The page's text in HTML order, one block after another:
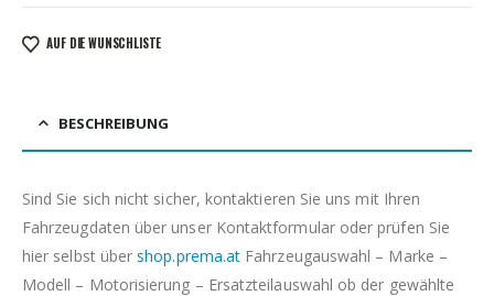
AUF DIE WUNSCHLISTE
BESCHREIBUNG
Sind Sie sich nicht sicher, kontaktieren Sie uns mit Ihren
Fahrzeugdaten über unser Kontaktformular oder prüfen Sie
hier selbst übershop.prema.at Fahrzeugauswahl – Marke –
Modell – Motorisierung – Ersatzteilauswahl ob der gewählte